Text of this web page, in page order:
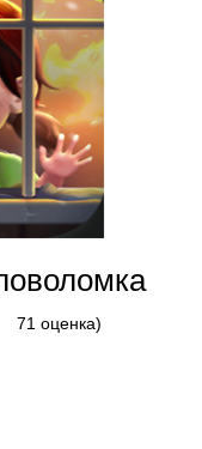
71 оценкa)